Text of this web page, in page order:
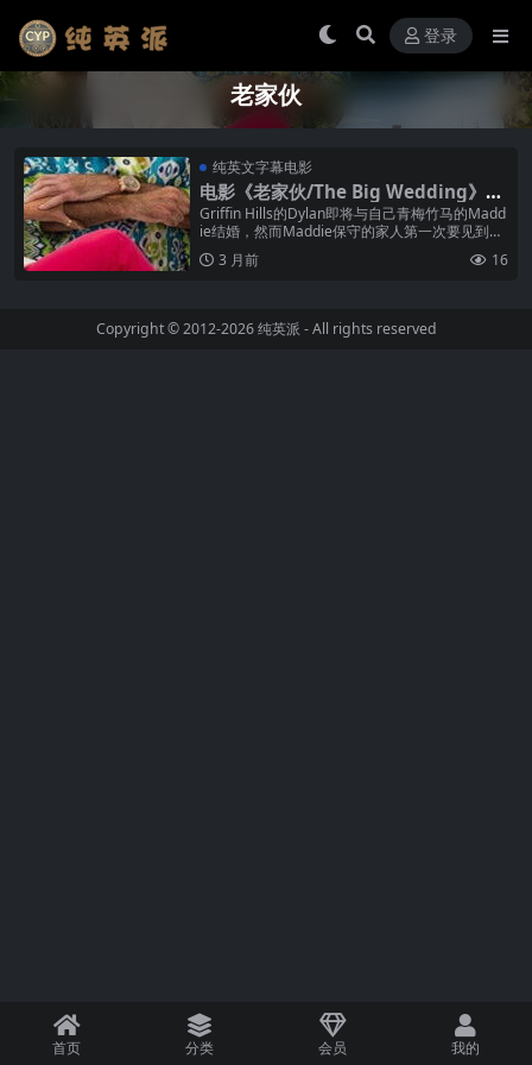
登录
老家伙
纯英文字幕电影
电影《老家伙/The Big Wedding》纯
英文字幕高清MP4下载
Griffin Hills的Dylan即将与自己青梅竹马的Madd
ie结婚，然而Maddie保守的家人第一次要见到Dy
lan那对离婚多年的父母——Lyla和Ku...
3 月前 16
Copyright © 2012-2026纯英派 - All rights reserved
首页 分类 会员 我的